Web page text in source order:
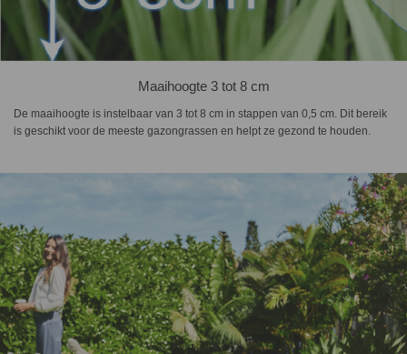
Maaihoogte 3 tot 8 cm
De maaihoogte is instelbaar van 3 tot 8 cm in stappen van 0,5 cm. Dit bereik
is geschikt voor de meeste gazongrassen en helpt ze gezond te houden.